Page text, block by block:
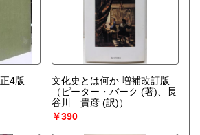
4版
文化史とは何か 増補改訂版
（ピーター・バーク (著)、長
谷川 貴彦 (訳)）
￥390